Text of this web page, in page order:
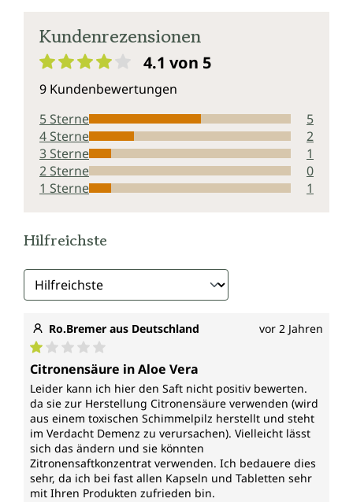
Kundenrezensionen
4.1 von 5
9 Kundenbewertungen
5 Sterne
5
4 Sterne
2
3 Sterne
1
2 Sterne
0
1 Sterne
1
Hilfreichste
Ro.Bremer aus Deutschland vor 2 Jahren
Durchschnittliche Bewertung von 1 von 5 Sternen
Citronensäure in Aloe Vera
Leider kann ich hier den Saft nicht positiv bewerten.
da sie zur Herstellung Citronensäure verwenden (wird
aus einem toxischen Schimmelpilz herstellt und steht
im Verdacht Demenz zu verursachen). Vielleicht lässt
sich das ändern und sie könnten
Zitronensaftkonzentrat verwenden. Ich bedauere dies
sehr, da ich bei fast allen Kapseln und Tabletten sehr
mit Ihren Produkten zufrieden bin.